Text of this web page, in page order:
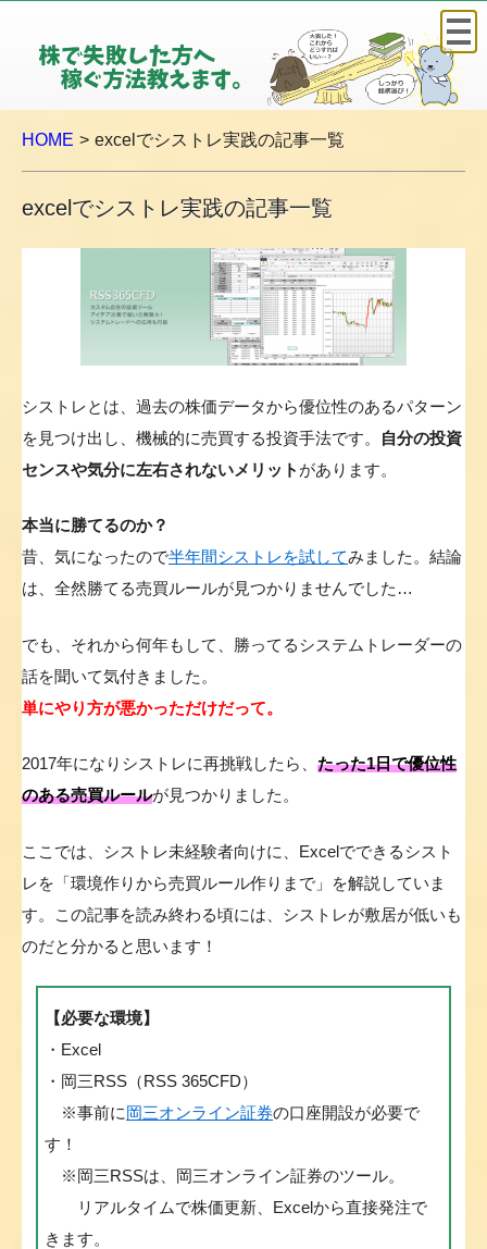
で
失
敗
し
た
方
稼
ま
す
HOME excelでシストレ実践の記事一覧
excelでシストレ実践の記事一覧
シストレとは、過去の株価データから優位性のあるパターン
を見つけ出し、機械的に売買する投資手法です。
自分の投資
センスや気分に左右されないメリット があります。
本当に勝てるのか？
昔、気になったので半年間シストレを試してみました。結論
は、全然勝てる売買ルールが見つかりませんでした…
でも、それから何年もして、勝ってるシステムトレーダーの
話を聞いて気付きました。
単にやり方が悪かっただけだって。
2017年になりシストレに再挑戦したら、 たった1日で優位性
のある売買ルールが見つかりました。
ここでは、シストレ未経験者向けに、Excelでできるシスト
レを「環境作りから売買ルール作りまで」を解説していま
す。この記事を読み終わる頃には、シストレが敷居が低いも
のだと分かると思います！
【必要な環境】
・Excel
・岡三RSS（RSS 365CFD）
※事前に岡三オンライン証券の口座開設が必要で
す！
※岡三RSSは、岡三オンライン証券のツール。
リアルタイムで株価更新、Excelから直接発注で
きます。